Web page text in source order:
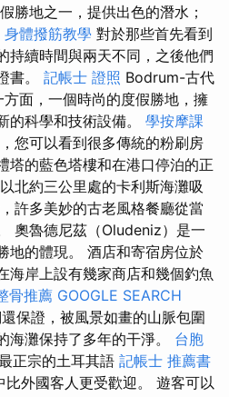
勝地之一，提供出色的潛水；
身體撥筋教學 對於那些首先看到
持續時間與兩天不同，之後他們
書。 記帳士 證照 Bodrum-古代
面，一個時尚的度假勝地，擁
的科學和技術設備。 學按摩課
您可以看到很多傳統的粉刷房
塔的藍色塔樓和在港口停泊的正
北約三公里處的卡利斯海灘吸
許多美妙的古老風格餐廳從當
奧魯德尼茲（Oludeniz）是一
地的體現。 酒店和寄宿房位於
海岸上設有幾家商店和幾個釣魚
骨推薦 GOOGLE SEARCH
保證，被風景如畫的山脈包圍
海灘保持了多年的干淨。 台胞
正宗的土耳其語 記帳士 推薦書
外國客人更受歡迎。 遊客可以